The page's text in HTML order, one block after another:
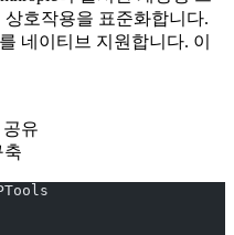
호작용을 표준화합니다.
네이티브 지원합니다. 이
공유
축